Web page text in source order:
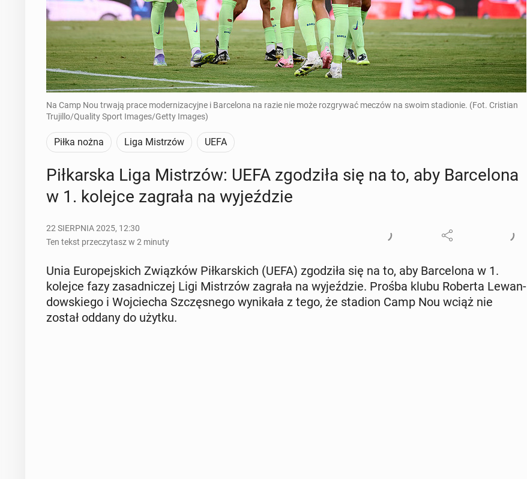
Na Camp Nou trwają prace modernizacyjne i Barcelona na razie nie może rozgrywać meczów na swoim stadionie. (Fot. Cristian
Trujillo/Quality Sport Images/Getty Images)
Piłka nożna Liga Mistrzów UEFA
Pił­kar­ska Liga Mi­strzów: UEFA zgo­dzi­ła się na to, aby Bar­ce­lo­na
w 1. kolejce zagrała na wy­jeź­dzie
22 SIERPNIA 2025, 12:30
Ten tekst przeczytasz w 2 minuty
Unia Eu­ro­pej­skich Związ­ków Pił­kar­skich (UEFA) zgo­dzi­ła się na to, aby Bar­ce­lo­na w 1.
kolejce fazy za­sad­ni­czej Ligi Mi­strzów zagrała na wy­jeź­dzie. Prośba klubu Roberta Le­wan­
dow­skie­go i Woj­cie­cha Szczę­sne­go wy­ni­ka­ła z tego, że stadion Camp Nou wciąż nie
został oddany do użytku.